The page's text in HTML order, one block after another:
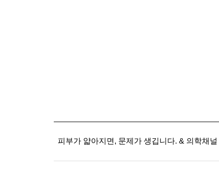
피부가 얇아지면, 문제가 생깁니다. & 의학채